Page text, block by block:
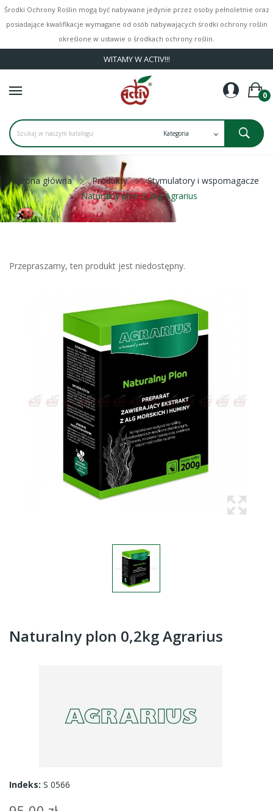
Środki Ochrony Roślin mogą być nabywane jedynie przez osoby pełnoletnie oraz
posiadające kwalifikacje wymagane od osób nabywających środki ochrony roślin
określone w ustawie o środkach ochrony roślin.
WITAMY W ACTIV!!!
0
Strona główna Produkty
Stymulatory i wspomagacze
Naturalny plon 0,2kg Agrarius
Przepraszamy, ten produkt jest niedostępny.
Naturalny plon 0,2kg Agrarius
Indeks: S 0566